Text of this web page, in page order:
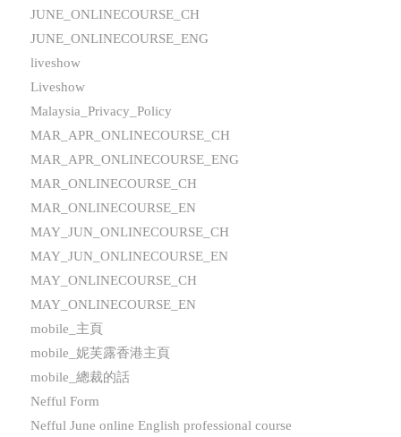
JUNE_ONLINECOURSE_CH
JUNE_ONLINECOURSE_ENG
liveshow
Liveshow
Malaysia_Privacy_Policy
MAR_APR_ONLINECOURSE_CH
MAR_APR_ONLINECOURSE_ENG
MAR_ONLINECOURSE_CH
MAR_ONLINECOURSE_EN
MAY_JUN_ONLINECOURSE_CH
MAY_JUN_ONLINECOURSE_EN
MAY_ONLINECOURSE_CH
MAY_ONLINECOURSE_EN
mobile_主頁
mobile_妮芙露香港主頁
mobile_總裁的話
Nefful Form
Nefful June online English professional course